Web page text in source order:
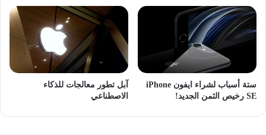
ستة أسباب لشراء ايفون iPhone
SE رخيص الثمن الجديد!
آبل تطور معالجات للذكاء
الاصطناعي